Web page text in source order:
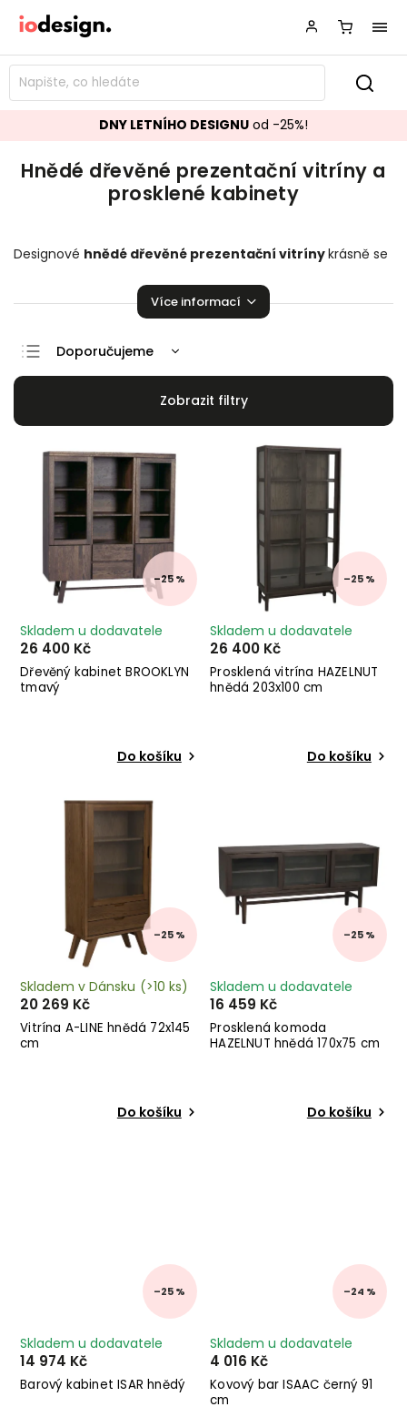
DNY LETNÍHO DESIGNU od -25%!
Hnědé dřevěné prezentační vitríny a
prosklené kabinety
Designové hnědé dřevěné prezentační vitrínykrásně se
které zaručeně pozvednou úroveň vaší domácnosti!
Více informací
Doporučujeme
Nejlevnější
Abecedně
–25 %
Dřevěný kabinet BROOKLYN
tmavý
Skladem u dodavatele
26 400 Kč
Do košíku
–25 %
Prosklená vitrína HAZELNUT
hnědá 203x100 cm
Skladem u dodavatele
26 400 Kč
Do košíku
–25 %
Vitrína A-LINE hnědá 72x145
cm
Skladem v Dánsku (>10 ks)
20 269 Kč
Do košíku
–25 %
Prosklená komoda
HAZELNUT hnědá 170x75 cm
Skladem u dodavatele
16 459 Kč
Do košíku
–25 %
Barový kabinet ISAR hnědý
Skladem u dodavatele
14 974 Kč
–24 %
Kovový bar ISAAC černý 91
cm
Skladem u dodavatele
4 016 Kč